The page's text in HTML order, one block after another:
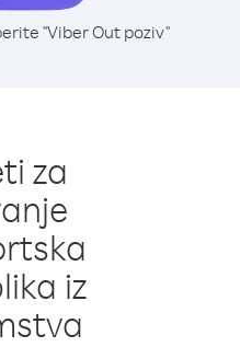
"Viber Out poziv"
za
iz